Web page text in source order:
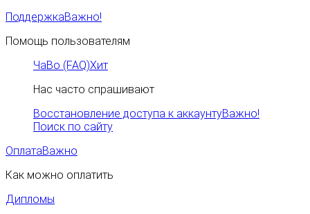
ПоддержкаВажно!
Помощь пользователям
ЧаВо (FAQ)Хит
Нас часто спрашивают
Восстановление доступа к аккаунтуВажно!
Поиск по сайту
ОплатаВажно
Как можно оплатить
Дипломы